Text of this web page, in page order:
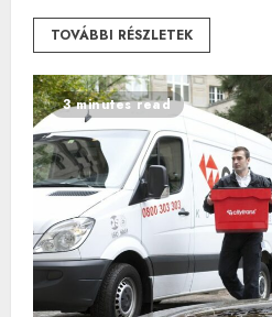
TOVÁBBI RÉSZLETEK
3 minutes read